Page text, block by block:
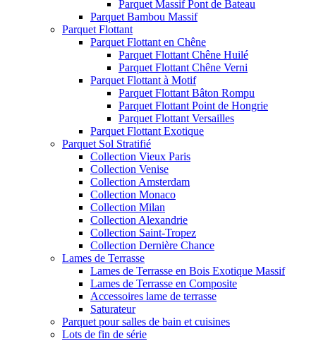
Parquet Massif Pont de Bateau
Parquet Bambou Massif
Parquet Flottant
Parquet Flottant en Chêne
Parquet Flottant Chêne Huilé
Parquet Flottant Chêne Verni
Parquet Flottant à Motif
Parquet Flottant Bâton Rompu
Parquet Flottant Point de Hongrie
Parquet Flottant Versailles
Parquet Flottant Exotique
Parquet Sol Stratifié
Collection Vieux Paris
Collection Venise
Collection Amsterdam
Collection Monaco
Collection Milan
Collection Alexandrie
Collection Saint-Tropez
Collection Dernière Chance
Lames de Terrasse
Lames de Terrasse en Bois Exotique Massif
Lames de Terrasse en Composite
Accessoires lame de terrasse
Saturateur
Parquet pour salles de bain et cuisines
Lots de fin de série